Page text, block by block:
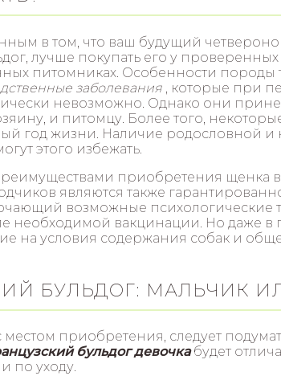
в том, что ваш будущий
лучше покупать его у
питомниках. Особенности породы
заболевания, которые при
невозможно. Однако они
и питомцу. Более того,
год жизни. Наличие родословной и
этого избежать.
приобретения щенка в
являются также
возможные психологические
необходимой вакцинации. Но даже в
на условия содержания собак и
БУЛЬДОГ: МАЛЬЧИК
приобретения, следует
бульдог девочка будет
по уходу.